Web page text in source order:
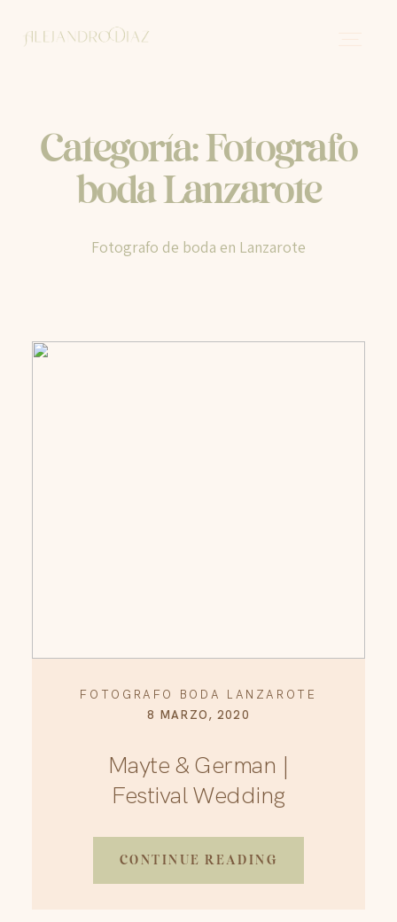
Categoría: Fotografo
boda Lanzarote
Fotografo de boda en Lanzarote
FOTOGRAFO BODA LANZAROTE
8 MARZO, 2020
Mayte & German |
Festival Wedding
CONTINUE READING
Historias